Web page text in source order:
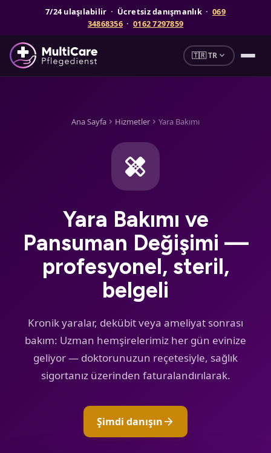
7/24 ulaşılabilir · Ücretsiz danışmanlık ·069
34868356·0162 7297859
🇹🇷 TRexpand_more
Ana Sayfa chevron_right Hizmetler chevron_right Yara Bakımı
healing
Yara Bakımı ve
Pansuman Değişimi —
profesyonel, steril,
belgeli
Kronik yaralar, dekübit veya ameliyat sonrası
bakım: Uzman hemşirelerimiz her gün evinize
geliyor — doktorunuzun reçetesiyle, sağlık
sigortanız üzerinden faturalandırılarak.
Şimdi danışınarrow_forward